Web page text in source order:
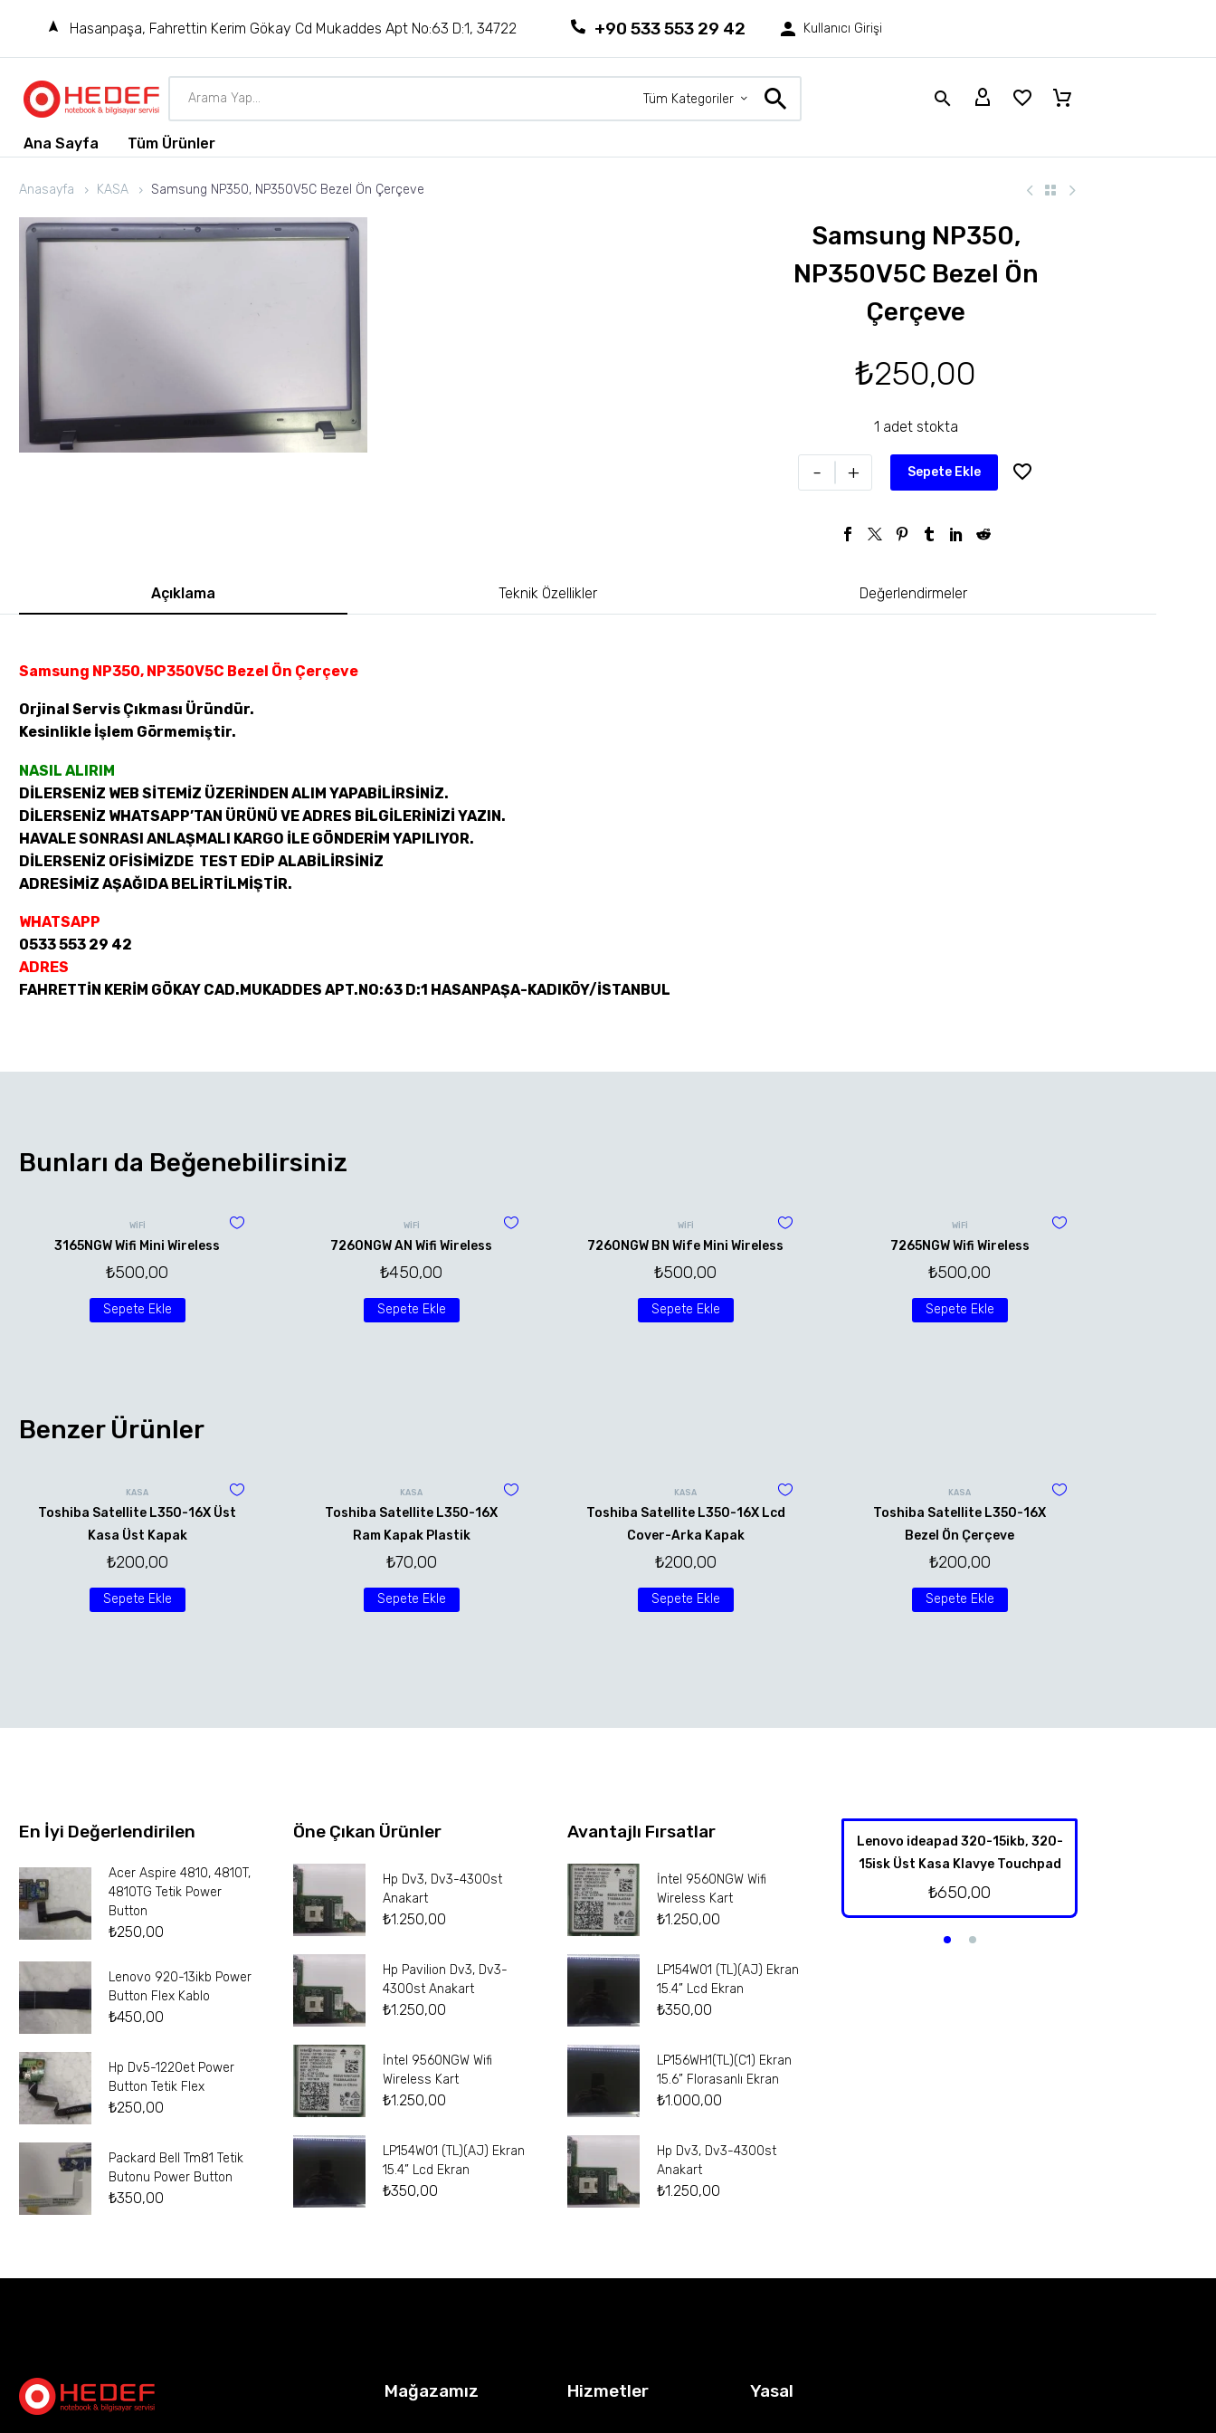
Hasanpaşa, Fahrettin Kerim Gökay Cd Mukaddes Apt No:63 D:1, 34722 +90 533 553 29 42 Kullanıcı Girişi
Tüm Kategoriler
Ana Sayfa Tüm Ürünler
Anasayfa KASA Samsung NP350, NP350V5C Bezel Ön Çerçeve
Samsung NP350,
NP350V5C Bezel Ön
Çerçeve
₺250,00
1 adet stokta
- + Sepete Ekle
Açıklama Teknik Özellikler Değerlendirmeler
Samsung NP350, NP350V5C Bezel Ön Çerçeve
Orjinal Servis Çıkması Üründür.
Kesinlikle İşlem Görmemiştir.
NASIL ALIRIM
DİLERSENİZ WEB SİTEMİZ ÜZERİNDEN ALIM YAPABİLİRSİNİZ.
DİLERSENİZ WHATSAPP’TAN ÜRÜNÜ VE ADRES BİLGİLERİNİZİ YAZIN.
HAVALE SONRASI ANLAŞMALI KARGO İLE GÖNDERİM YAPILIYOR.
DİLERSENİZ OFİSİMİZDE TEST EDİP ALABİLİRSİNİZ
ADRESİMİZ AŞAĞIDA BELİRTİLMİŞTİR.
WHATSAPP
0533 553 29 42
ADRES
FAHRETTİN KERİM GÖKAY CAD.MUKADDES APT.NO:63 D:1 HASANPAŞA-KADIKÖY/İSTANBUL
Bunları da Beğenebilirsiniz
WİFİ
3165NGW Wifi Mini Wireless
₺500,00
Sepete Ekle
WİFİ
7260NGW AN Wifi Wireless
₺450,00
Sepete Ekle
WİFİ
7260NGW BN Wife Mini Wireless
₺500,00
Sepete Ekle
WİFİ
7265NGW Wifi Wireless
₺500,00
Sepete Ekle
Benzer Ürünler
KASA
Toshiba Satellite L350-16X Üst
Kasa Üst Kapak
₺200,00
Sepete Ekle
KASA
Toshiba Satellite L350-16X
Ram Kapak Plastik
₺70,00
Sepete Ekle
KASA
Toshiba Satellite L350-16X Lcd
Cover-Arka Kapak
₺200,00
Sepete Ekle
KASA
Toshiba Satellite L350-16X
Bezel Ön Çerçeve
₺200,00
Sepete Ekle
En İyi Değerlendirilen
Acer Aspire 4810, 4810T,
4810TG Tetik Power
Button
₺250,00
Lenovo 920-13ikb Power
Button Flex Kablo
₺450,00
Hp Dv5-1220et Power
Button Tetik Flex
₺250,00
Packard Bell Tm81 Tetik
Butonu Power Button
₺350,00
Öne Çıkan Ürünler
Hp Dv3, Dv3-4300st
Anakart
₺1.250,00
Hp Pavilion Dv3, Dv3-
4300st Anakart
₺1.250,00
İntel 9560NGW Wifi
Wireless Kart
₺1.250,00
LP154W01 (TL)(AJ) Ekran
15.4” Lcd Ekran
₺350,00
Avantajlı Fırsatlar
İntel 9560NGW Wifi
Wireless Kart
₺1.250,00
LP154W01 (TL)(AJ) Ekran
15.4” Lcd Ekran
₺350,00
LP156WH1(TL)(C1) Ekran
15.6” Florasanlı Ekran
₺1.000,00
Hp Dv3, Dv3-4300st
Anakart
₺1.250,00
Lenovo ideapad 320-15ikb, 320-
15isk Üst Kasa Klavye Touchpad
₺650,00
Mağazamız Hizmetler Yasal